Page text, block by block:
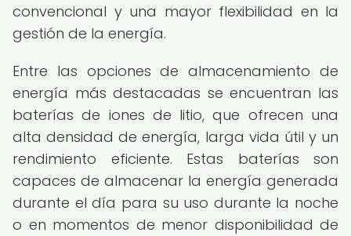
convencional y una mayor flexibilidad en la
gestión de la energía.
Entre las opciones de almacenamiento de
energía más destacadas se encuentran las
baterías de iones de litio, que ofrecen una
alta densidad de energía, larga vida útil y un
rendimiento eficiente. Estas baterías son
capaces de almacenar la energía generada
durante el día para su uso durante la noche
o en momentos de menor disponibilidad de